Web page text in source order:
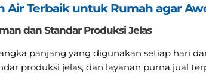
Air Terbaik untuk Rumah agar
dan Standar Produksi Jelas
panjang yang digunakan setiap hari
produksi jelas, dan layanan purna jual